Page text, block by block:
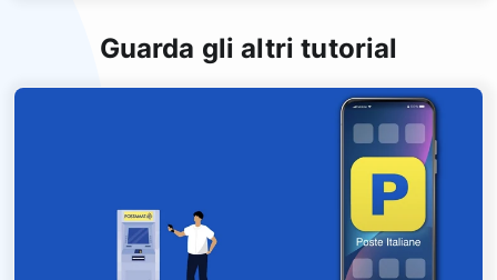
Guarda gli altri tutorial